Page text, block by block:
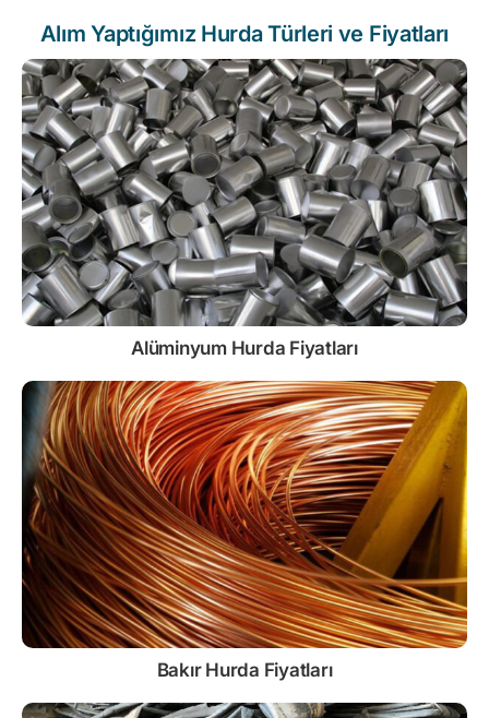
Alım Yaptığımız Hurda Türleri ve Fiyatları
Alüminyum Hurda Fiyatları
Bakır Hurda Fiyatları